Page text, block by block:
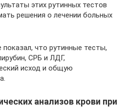
этих рутинных тестов
решения о лечении больных
что рутинные тесты,
СРБ и ЛДГ,
исход и общую
анализов крови при